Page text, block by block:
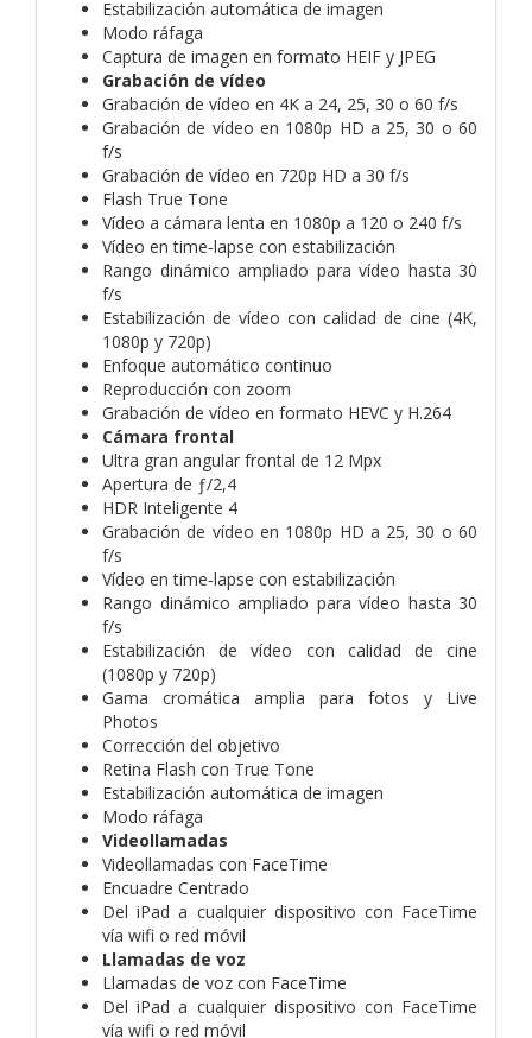
Estabilización automática de imagen
Modo ráfaga
Captura de imagen en formato HEIF y JPEG
Grabación de vídeo
Grabación de vídeo en 4K a 24, 25, 30 o 60 f/s
Grabación de vídeo en 1080p HD a 25, 30 o 60
f/s
Grabación de vídeo en 720p HD a 30 f/s
Flash True Tone
Vídeo a cámara lenta en 1080p a 120 o 240 f/s
Vídeo en time‑lapse con estabili­zación
Rango dinámico ampliado para vídeo hasta 30
f/s
Estabilización de vídeo con calidad de cine (4K,
1080p y 720p)
Enfoque automático continuo
Reproducción con zoom
Grabación de vídeo en formato HEVC y H.264
Cámara frontal
Ultra gran angular frontal de 12 Mpx
Apertura de ƒ/2,4
HDR Inteligente 4
Grabación de vídeo en 1080p HD a 25, 30 o 60
f/s
Vídeo en time‑lapse con estabili­zación
Rango dinámico ampliado para vídeo hasta 30
f/s
Estabilización de vídeo con calidad de cine
(1080p y 720p)
Gama cromática amplia para fotos y Live
Photos
Corrección del objetivo
Retina Flash con True Tone
Estabilización automática de imagen
Modo ráfaga
Videollamadas
Videollamadas con FaceTime
Encuadre Centrado
Del iPad a cualquier dispositivo con FaceTime
vía wifi o red móvil
Llamadas de voz
Llamadas de voz con FaceTime
Del iPad a cualquier dispositivo con FaceTime
vía wifi o red móvil